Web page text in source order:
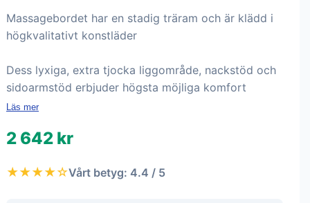
Massagebordet har en stadig träram och är klädd i
högkvalitativt konstläder
Dess lyxiga, extra tjocka liggområde, nackstöd och
sidoarmstöd erbjuder högsta möjliga komfort
Läs mer
2 642 kr
★★★★☆Vårt betyg: 4.4 / 5